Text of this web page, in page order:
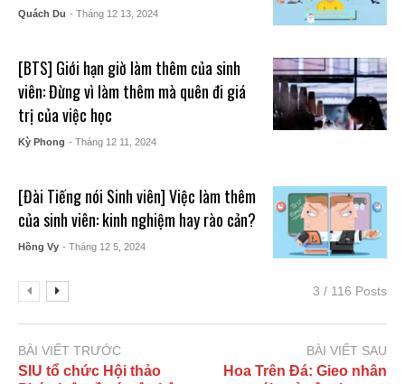
Quách Du - Tháng 12 13, 2024
[BTS] Giới hạn giờ làm thêm của sinh
viên: Đừng vì làm thêm mà quên đi giá
trị của việc học
Kỳ Phong - Tháng 12 11, 2024
[Đài Tiếng nói Sinh viên] Việc làm thêm
của sinh viên: kinh nghiệm hay rào cản?
Hồng Vy - Tháng 12 5, 2024
3 / 116 Posts
BÀI VIẾT TRƯỚC
SIU tổ chức Hội thảo
BÀI VIẾT SAU
Hoa Trên Đá: Gieo nhân